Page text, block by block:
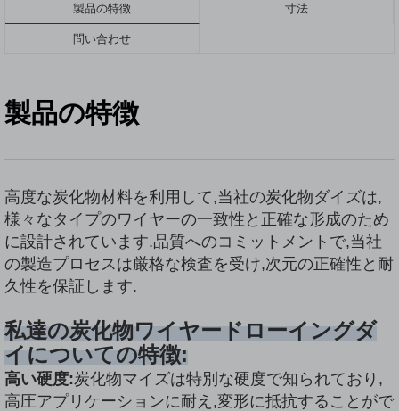
製品の特徴 寸法
問い合わせ
製品の特徴
高度な炭化物材料を利用して,当社の炭化物ダイズは,
様々なタイプのワイヤーの一致性と正確な形成のため
に設計されています.品質へのコミットメントで,当社
の製造プロセスは厳格な検査を受け,次元の正確性と耐
久性を保証します.
私達の炭化物ワイヤードローイングダ
イについての特徴:
高い硬度:炭化物マイズは特別な硬度で知られており,
高圧アプリケーションに耐え,変形に抵抗することがで